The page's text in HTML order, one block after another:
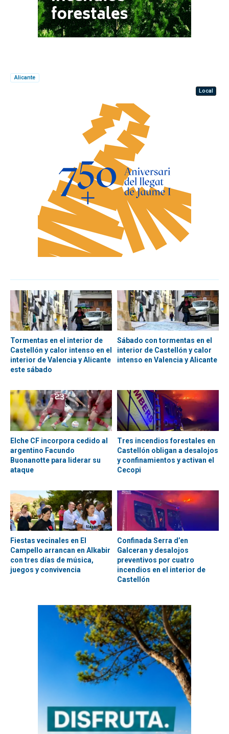
Alicante
Local
Tormentas en el interior de
Castellón y calor intenso en el
interior de Valencia y Alicante
este sábado
Sábado con tormentas en el
interior de Castellón y calor
intenso en Valencia y Alicante
Elche CF incorpora cedido al
argentino Facundo
Buonanotte para liderar su
ataque
Tres incendios forestales en
Castellón obligan a desalojos
y confinamientos y activan el
Cecopi
Fiestas vecinales en El
Campello arrancan en Alkabir
con tres días de música,
juegos y convivencia
Confinada Serra d’en
Galceran y desalojos
preventivos por cuatro
incendios en el interior de
Castellón